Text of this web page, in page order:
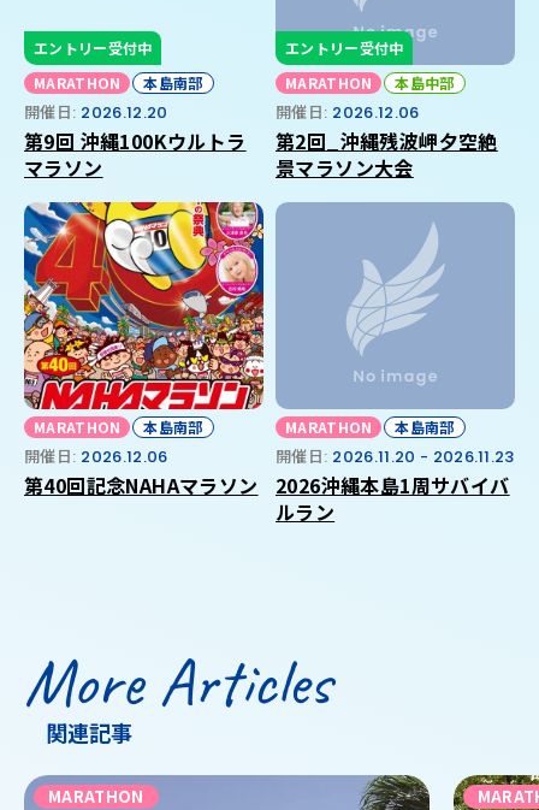
エントリー受付中
MARATHON
本島南部
開催日: 2026.12.20
第9回 沖縄100Kウルトラ
マラソン
エントリー受付中
MARATHON
本島中部
開催日: 2026.12.06
第2回_沖縄残波岬夕空絶
景マラソン大会
MARATHON 本島南部
開催日: 2026.12.06
第40回記念NAHAマラソン
MARATHON 本島南部
開催日: 2026.11.20 - 2026.11.23
2026沖縄本島1周サバイバ
ルラン
More Articles
関連記事
MARATHON